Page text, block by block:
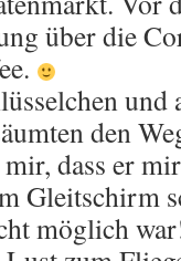
über die
und
den
dass er
Gleitschirm
möglich